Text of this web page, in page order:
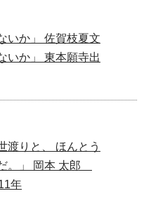
いか」 佐賀枝夏文
いか」 東本願寺出
渡りと、 ほんとう
。」 岡本 太郎
年